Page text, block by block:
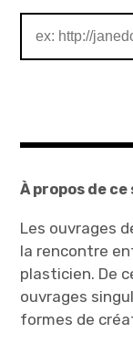
À propos de
Les ouvrages
la rencontre
plasticien. De
ouvrages
formes de